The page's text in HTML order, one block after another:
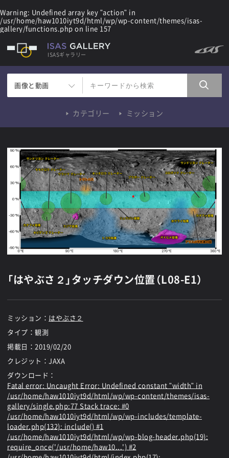
Warning: Undefined array key "action" in
/usr/home/haw1010iyt9d/html/wp/wp-content/themes/isas-
gallery/functions.php on line 157
ISASギャラリー
画像と動画
カテゴリー ミッション
「はやぶさ２」タッチダウン位置（L08-E1）
ミッション： はやぶさ２
タイプ：観測
掲載日： 2019/02/20
クレジット：JAXA
ダウンロード：
Fatal error: Uncaught Error: Undefined constant "width" in
/usr/home/haw1010iyt9d/html/wp/wp-content/themes/isas-
gallery/single.php:77 Stack trace: #0
/usr/home/haw1010iyt9d/html/wp/wp-includes/template-
loader.php(132): include() #1
/usr/home/haw1010iyt9d/html/wp/wp-blog-header.php(19):
require_once('/usr/home/haw10...') #2